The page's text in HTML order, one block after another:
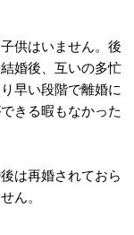
供はいません。後
婚後、互いの多忙
早い段階で離婚に
きる暇もなかった
は再婚されておら
ん。